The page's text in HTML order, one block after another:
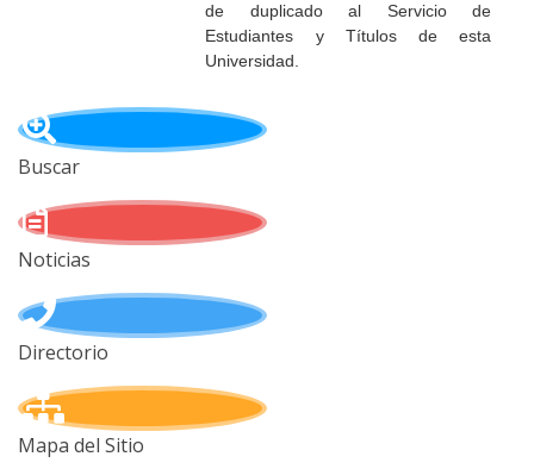
de duplicado al Servicio de
Estudiantes y Títulos de esta
Universidad.
Buscar
Noticias
Directorio
Mapa del Sitio